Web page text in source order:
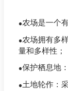
●农场是一个
●农场拥有多
量和多样性；
●保护栖息地
●土地轮作：